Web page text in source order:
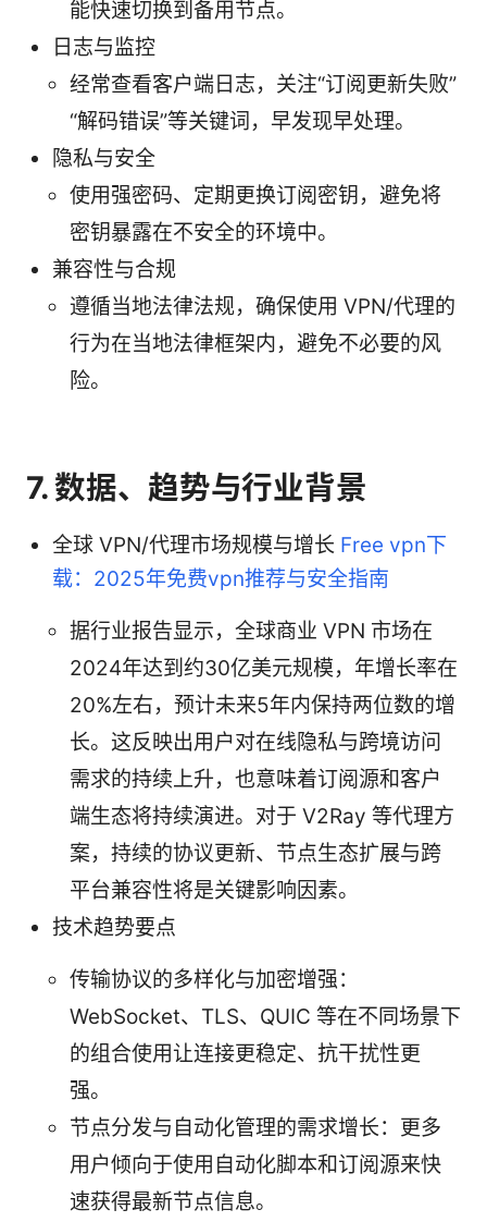
能快速切换到备用节点。
日志与监控
经常查看客户端日志，关注“订阅更新失败”
“解码错误”等关键词，早发现早处理。
隐私与安全
使用强密码、定期更换订阅密钥，避免将
密钥暴露在不安全的环境中。
兼容性与合规
遵循当地法律法规，确保使用 VPN/代理的
行为在当地法律框架内，避免不必要的风
险。
7. 数据、趋势与行业背景
全球 VPN/代理市场规模与增长 Free vpn下
载：2025年免费vpn推荐与安全指南
据行业报告显示，全球商业 VPN 市场在
2024年达到约30亿美元规模，年增长率在
20%左右，预计未来5年内保持两位数的增
长。这反映出用户对在线隐私与跨境访问
需求的持续上升，也意味着订阅源和客户
端生态将持续演进。对于 V2Ray 等代理方
案，持续的协议更新、节点生态扩展与跨
平台兼容性将是关键影响因素。
技术趋势要点
传输协议的多样化与加密增强：
WebSocket、TLS、QUIC 等在不同场景下
的组合使用让连接更稳定、抗干扰性更
强。
节点分发与自动化管理的需求增长：更多
用户倾向于使用自动化脚本和订阅源来快
速获得最新节点信息。